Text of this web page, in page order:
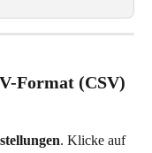
Format (CSV)
. Klicke auf